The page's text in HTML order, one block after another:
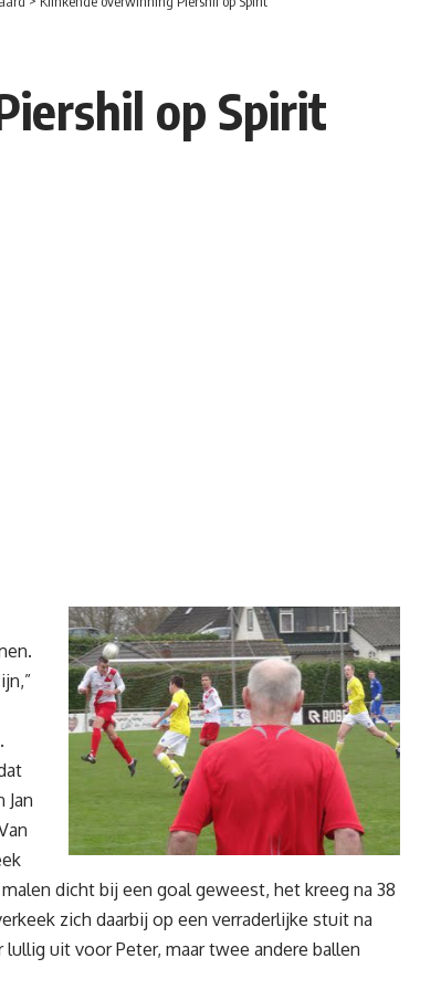
op Spirit
dicht bij een goal geweest, het kreeg na 38
zich daarbij op een verraderlijke stuit na
lullig uit voor Peter, maar twee andere ballen